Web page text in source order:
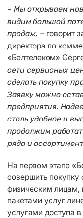
– Мы открываем
видим большой
продаж, – говорит
директора по
«Белтелеком»
сети сервисных
сделать покупку
Заявку можно
предприятия.
столь удобное и
продолжим
ряда и
На первом этапе
совершить
физическим лицам,
пакетами услуг
услугами доступа